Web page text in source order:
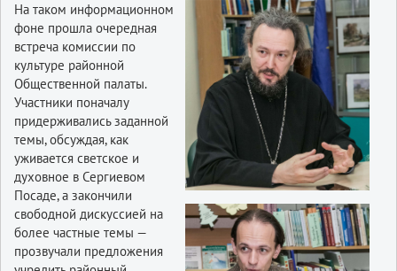
На таком информационном
фоне прошла очередная
встреча комиссии по
культуре районной
Общественной палаты.
Участники поначалу
придерживались заданной
темы, обсуждая, как
уживается светское и
духовное в Сергиевом
Посаде, а закончили
свободной дискуссией на
более частные темы —
прозвучали предложения